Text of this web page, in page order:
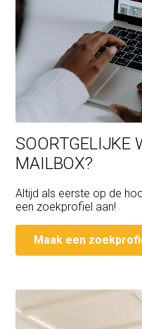
SOORTGELIJKE
MAILBOX?
Altijd als eerste op de
een zoekprofiel aan!
Maak een